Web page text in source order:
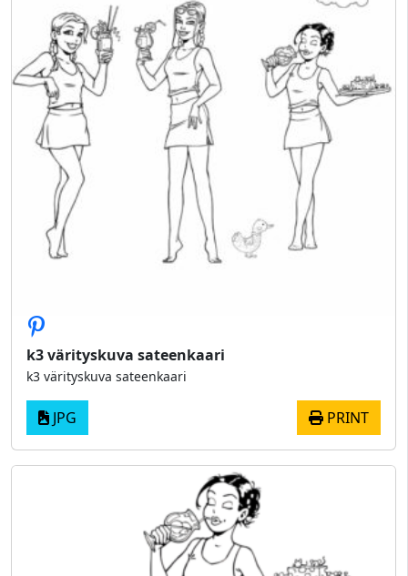
k3 värityskuva sateenkaari
k3 värityskuva sateenkaari
JPG PRINT